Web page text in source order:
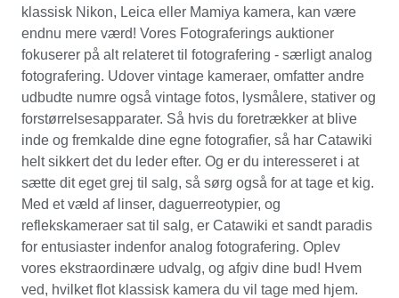
klassisk Nikon, Leica eller Mamiya kamera, kan være
endnu mere værd! Vores Fotograferings auktioner
fokuserer på alt relateret til fotografering - særligt analog
fotografering. Udover vintage kameraer, omfatter andre
udbudte numre også vintage fotos, lysmålere, stativer og
forstørrelsesapparater. Så hvis du foretrækker at blive
inde og fremkalde dine egne fotografier, så har Catawiki
helt sikkert det du leder efter. Og er du interesseret i at
sætte dit eget grej til salg, så sørg også for at tage et kig.
Med et væld af linser, daguerreotypier, og
reflekskameraer sat til salg, er Catawiki et sandt paradis
for entusiaster indenfor analog fotografering. Oplev
vores ekstraordinære udvalg, og afgiv dine bud! Hvem
ved, hvilket flot klassisk kamera du vil tage med hjem.